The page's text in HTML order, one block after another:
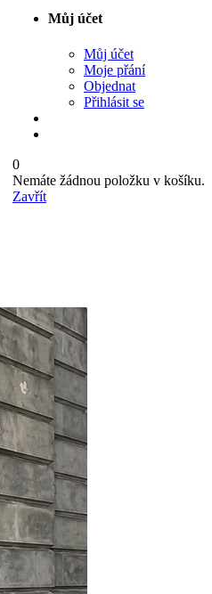
Můj účet
Můj účet
Moje přání
Objednat
Přihlásit se
0
Nemáte žádnou položku v košíku.
Zavřít